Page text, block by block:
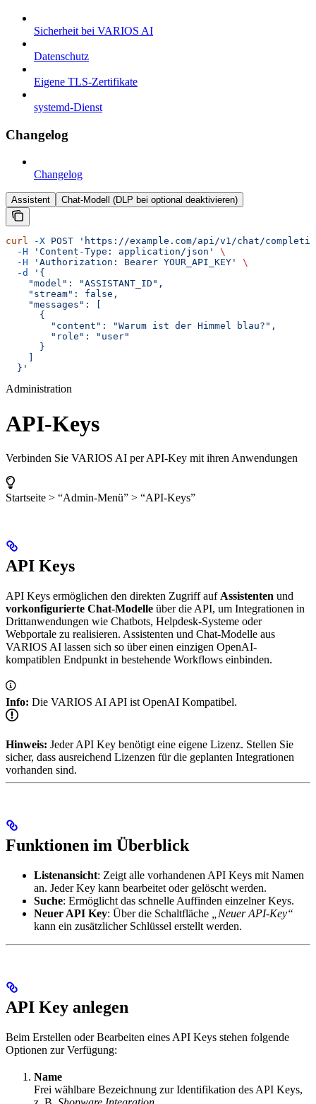
Sicherheit bei VARIOS AI
Datenschutz
Eigene TLS-Zertifikate
systemd-Dienst
Changelog
Changelog
Assistent Chat-Modell (DLP bei optional deaktivieren)
curl -X POST 'https://example.com/api/v1/chat/
  -H
'Content-Type: application/json'
\
  -H
'Authorization: Bearer YOUR_API_KEY'
\
  -d
'{
    "model": "ASSISTANT_ID",
    "stream": false,
    "messages": [
      {
        "content": "Warum ist der Himmel blau?",
        "role": "user"
      }
  }'
Administration
API-Keys
Verbinden Sie VARIOS AI per API-Key mit ihren Anwendungen
Startseite > “Admin-Menü” > “API-Keys”
API Keys
API Keys ermöglichen den direkten Zugriff auf Assistenten und
vorkonfigurierte Chat-Modelle über die API, um Integrationen in
Drittanwendungen wie Chatbots, Helpdesk-Systeme oder
Webportale zu realisieren. Assistenten und Chat-Modelle aus
VARIOS AI lassen sich so über einen einzigen OpenAI-
kompatiblen Endpunkt in bestehende Workflows einbinden.
Info: Die VARIOS AI API ist OpenAI Kompatibel.
Hinweis: Jeder API Key benötigt eine eigene Lizenz. Stellen Sie
sicher, dass ausreichend Lizenzen für die geplanten Integrationen
vorhanden sind.
Funktionen im Überblick
Listenansicht: Zeigt alle vorhandenen API Keys mit Namen
an. Jeder Key kann bearbeitet oder gelöscht werden.
Suche: Ermöglicht das schnelle Auffinden einzelner Keys.
Neuer API Key: Über die Schaltfläche
„Neuer API-Key“
kann ein zusätzlicher Schlüssel erstellt werden.
API Key anlegen
Beim Erstellen oder Bearbeiten eines API Keys stehen folgende
Optionen zur Verfügung:
Name
Frei wählbare Bezeichnung zur Identifikation des API Keys,